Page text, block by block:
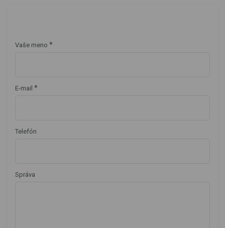
Vaše meno *
E-mail *
Telefón
Správa